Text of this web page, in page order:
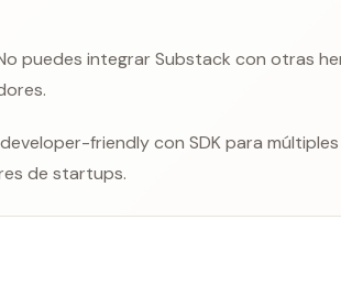
puedes integrar Substack con otras
friendly con SDK para
de startups.